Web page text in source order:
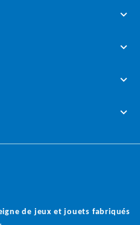
de jeux et jouets fabriqués